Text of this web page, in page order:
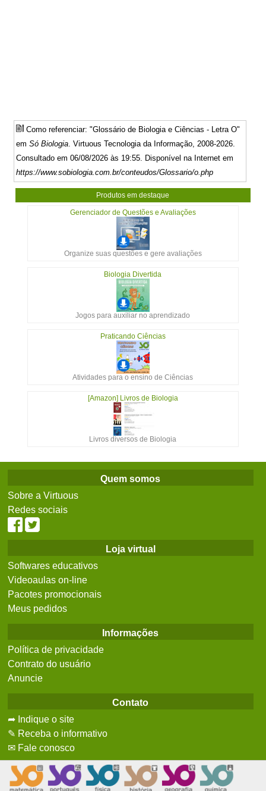
Como referenciar: "Glossário de Biologia e Ciências - Letra O"
emSó Biologia. Virtuous Tecnologia da Informação, 2008-2026.
Consultado em 06/08/2026 às 19:55. Disponível na Internet em
https://www.sobiologia.com.br/conteudos/Glossario/o.php
Produtos em destaque
Gerenciador de Questões e Avaliações
Organize suas questões e gere avaliações
Biologia Divertida
Jogos para auxiliar no aprendizado
Praticando Ciências
Atividades para o ensino de Ciências
[Amazon] Livros de Biologia
Livros diversos de Biologia
Quem somos
Sobre a Virtuous
Redes sociais
Loja virtual
Softwares educativos
Videoaulas on-line
Pacotes promocionais
Meus pedidos
Informações
Política de privacidade
Contrato do usuário
Anuncie
Contato
➦ Indique o site
✎ Receba o informativo
✉ Fale conosco